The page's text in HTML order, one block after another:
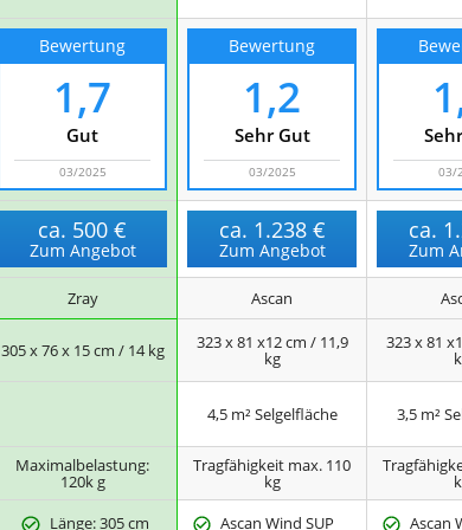
Bewertung
1,7
Gut
03/2025
Bewertung
1,2
Sehr Gut
03/2025 03/
ca. 500 €
Zum Angebot
ca. 1.238 €
Zum Angebot
ca.
Zum
Zray Ascan
305 x 76 x 15 cm / 14 kg 323 x 81 x12 cm / 11,9
kg
323 x 81
4,5 m² Selgelfläche 3,5 m²
Maximalbelastung:
120k g
Tragfähigkeit max. 110
kg
Länge: 305 cm
Ascan Wind SUP Ascan